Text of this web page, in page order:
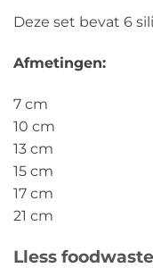
Deze set bevat 6
Afmetingen:
7 cm
10 cm
13 cm
15 cm
17 cm
21 cm
Lless